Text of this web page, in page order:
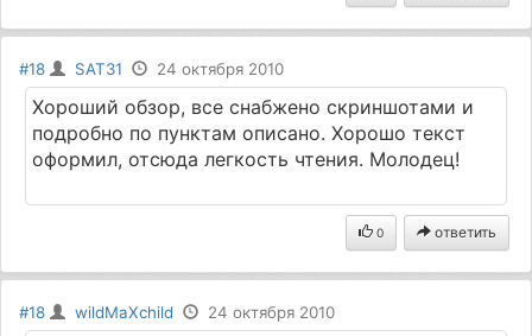
#18 SAT31 24 октября 2010
Хороший обзор, все снабжено скриншотами и
подробно по пунктам описано. Хорошо текст
оформил, отсюда легкость чтения. Молодец!
0 ответить
#18 wildMaXchild 24 октября 2010